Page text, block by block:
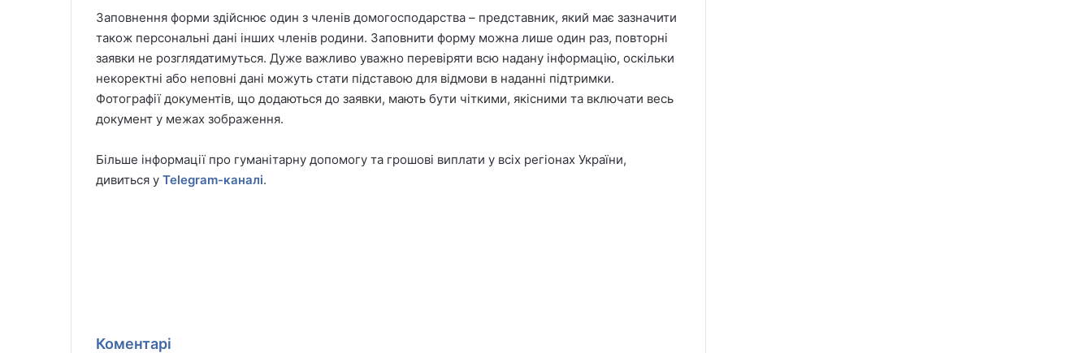
Заповнення форми здійснює один з членів домогосподарства – представник, який має зазначити
також персональні дані інших членів родини. Заповнити форму можна лише один раз, повторні
заявки не розглядатимуться. Дуже важливо уважно перевіряти всю надану інформацію, оскільки
некоректні або неповні дані можуть стати підставою для відмови в наданні підтримки.
Фотографії документів, що додаються до заявки, мають бути чіткими, якісними та включати весь
документ у межах зображення.
Більше інформації про гуманітарну допомогу та грошові виплати у всіх регіонах України,
дивиться у Telegram-каналі.
Коментарі